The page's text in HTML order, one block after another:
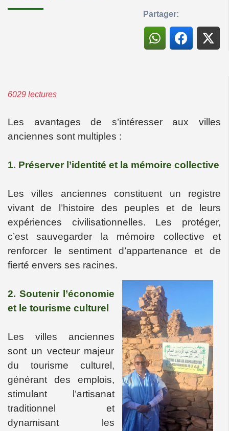
Partager:
6029 lectures
Les avantages de s’intéresser aux villes
anciennes sont multiples :
1. Préserver l’identité et la mémoire collective
Les villes anciennes constituent un registre
vivant de l’histoire des peuples et de leurs
expériences civilisationnelles. Les protéger,
c’est sauvegarder la mémoire collective et
renforcer le sentiment d’appartenance et de
fierté envers ses racines.
2. Soutenir l’économie
et le tourisme culturel
Les villes anciennes
sont un vecteur majeur
du tourisme culturel,
générant des emplois,
stimulant l’artisanat
traditionnel et
dynamisant les